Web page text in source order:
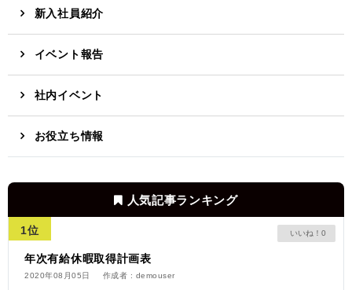
新入社員紹介
イベント報告
社内イベント
お役立ち情報
人気記事ランキング
0
1位
年次有給休暇取得計画表
2020年08月05日 作成者 : demouser